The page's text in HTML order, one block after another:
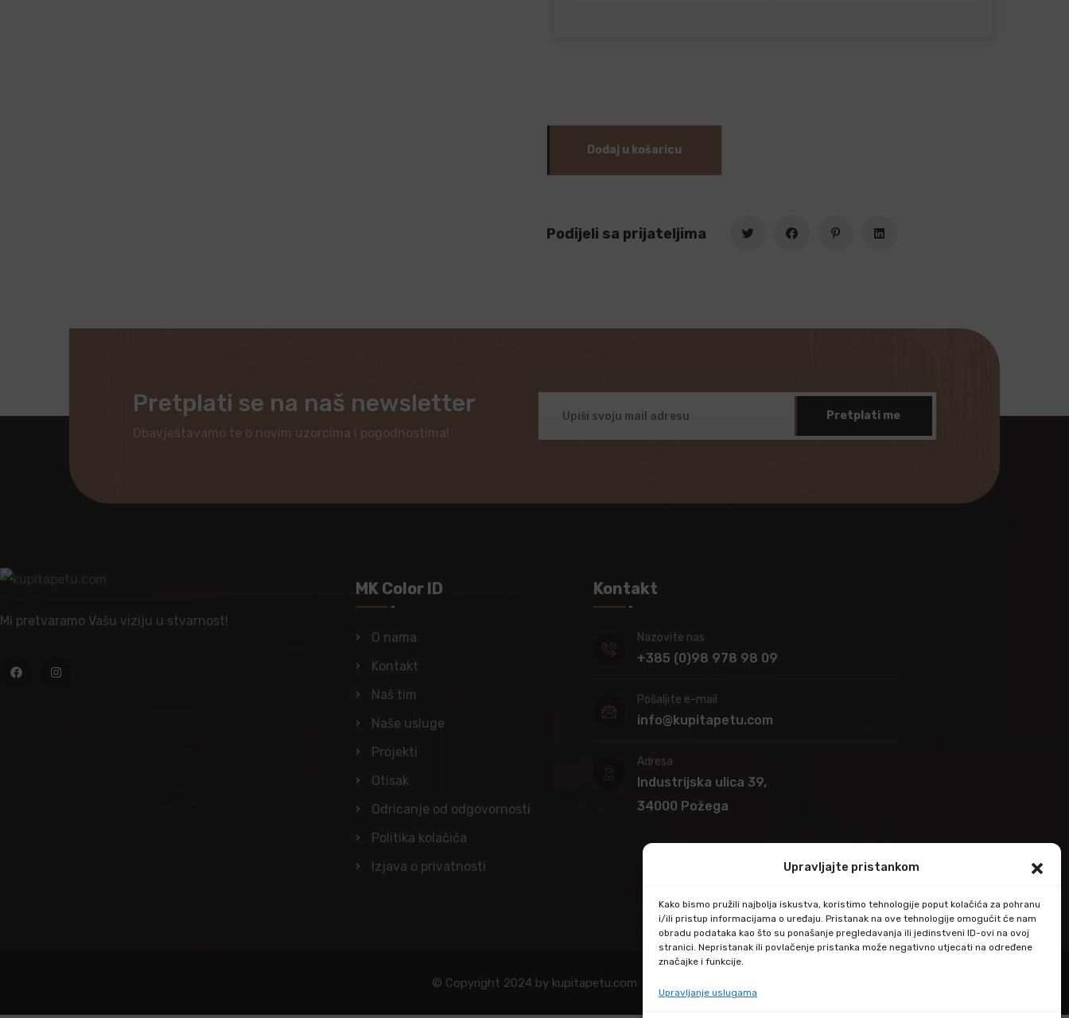
Upravljajte pristankom
Kako bismo pružili najbolja iskustva, koristimo tehnologije poput kolačića za pohranu
i/ili pristup informacijama o uređaju. Pristanak na ove tehnologije omogućit će nam
obradu podataka kao što su ponašanje pregledavanja ili jedinstveni ID-ovi na ovoj
stranici. Nepristanak ili povlačenje pristanka može negativno utjecati na određene
značajke i funkcije.
Upravljanje uslugama
Dodaj u košaricu
Podijeli sa prijateljima
Pretplati se na naš newsletter
Obavještavamo te o novim uzorcima i pogodnostima!
Pretplati me
Mi pretvaramo Vašu viziju u stvarnost!
MK Color ID
O nama
Kontakt
Naš tim
Naše usluge
Projekti
Otisak
Odricanje od odgovornosti
Politika kolačića
Izjava o privatnosti
Kontakt
Nazovite nas
+385 (0)98 978 98 09
Pošaljite e-mail
info@kupitapetu.com
Adresa
Industrijska ulica 39,
34000 Požega
© Copyright 2024 by kupitapetu.com